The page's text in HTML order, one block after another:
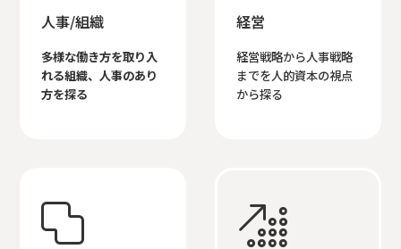
人事/組織
多様な働き方を取り入
れる組織、人事のあり
方を探る
経営
経営戦略から人事戦略
までを人的資本の視点
から探る
 